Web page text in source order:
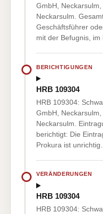
GmbH,
Neckarsulm.
Geschäftsführer
mit der Befugnis,
BERICHTIGUNGEN
HRB 109304
HRB 109304:
GmbH,
Neckarsulm.
berichtigt: Die
Prokura ist unrichtig…
VERÄNDERUNGEN
HRB 109304
HRB 109304: